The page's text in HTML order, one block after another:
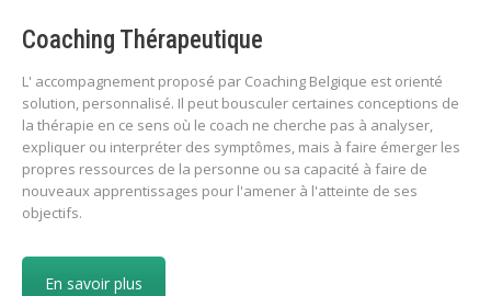
Coaching Thérapeutique
L' accompagnement proposé par Coaching Belgique est orienté
solution, personnalisé. Il peut bousculer certaines conceptions de
la thérapie en ce sens où le coach ne cherche pas à analyser,
expliquer ou interpréter des symptômes, mais à faire émerger les
propres ressources de la personne ou sa capacité à faire de
nouveaux apprentissages pour l'amener à l'atteinte de ses
objectifs.
En savoir plus